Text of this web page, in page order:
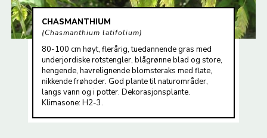
CHASMANTHIUM
Chasmanthium latifolium
80-100 cm høyt, flerårig, tuedannende gras med
underjordiske rotstengler, blågrønne blad og store,
hengende, havrelignende blomsteraks med flate,
nikkende frøhoder. God plante til naturområder,
langs vann og i potter. Dekorasjonsplante.
Klimasone: H2-3.